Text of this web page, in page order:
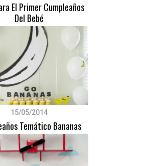
El Primer Cumpleaños
Del Bebé
15/05/2014
Temático Bananas